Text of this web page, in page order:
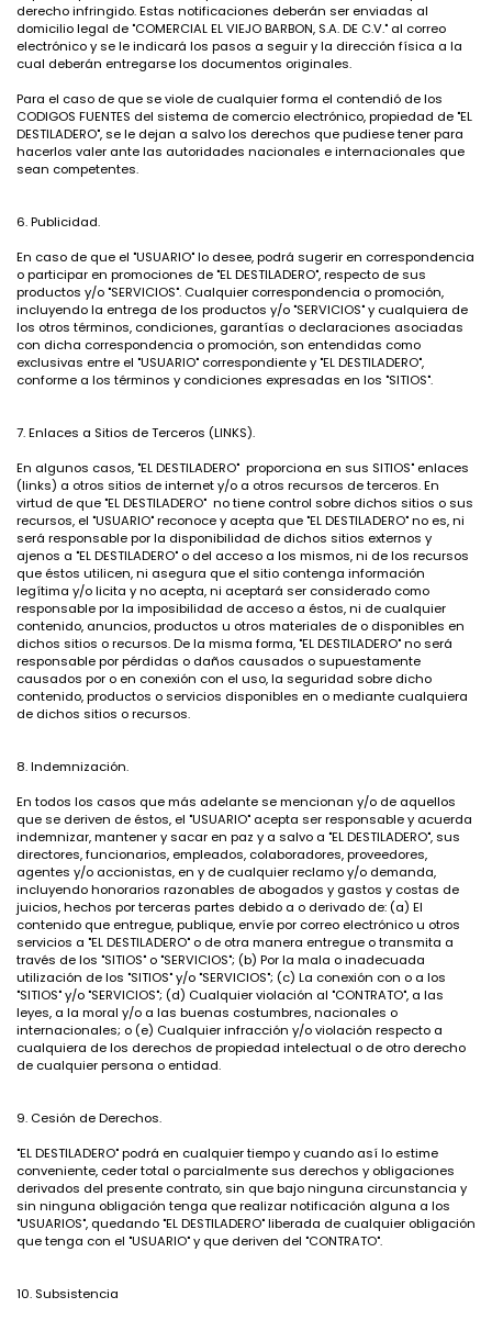
derecho infringido. Estas notificaciones deberán ser enviadas al
domicilio legal de "COMERCIAL EL VIEJO BARBON, S.A. DE C.V." al correo
electrónico y se le indicará los pasos a seguir y la dirección física a la
cual deberán entregarse los documentos originales.
Para el caso de que se viole de cualquier forma el contendió de los
CODIGOS FUENTES del sistema de comercio electrónico, propiedad de "EL
DESTILADERO", se le dejan a salvo los derechos que pudiese tener para
hacerlos valer ante las autoridades nacionales e internacionales que
sean competentes.
6. Publicidad.
En caso de que el "USUARIO" lo desee, podrá sugerir en correspondencia
o participar en promociones de "EL DESTILADERO", respecto de sus
productos y/o "SERVICIOS". Cualquier correspondencia o promoción,
incluyendo la entrega de los productos y/o "SERVICIOS" y cualquiera de
los otros términos, condiciones, garantías o declaraciones asociadas
con dicha correspondencia o promoción, son entendidas como
exclusivas entre el "USUARIO" correspondiente y "EL DESTILADERO",
conforme a los términos y condiciones expresadas en los "SITIOS".
7. Enlaces a Sitios de Terceros (LINKS).
En algunos casos, "EL DESTILADERO" proporciona en sus SITIOS" enlaces
(links) a otros sitios de internet y/o a otros recursos de terceros. En
virtud de que "EL DESTILADERO" no tiene control sobre dichos sitios o sus
recursos, el "USUARIO" reconoce y acepta que "EL DESTILADERO" no es, ni
será responsable por la disponibilidad de dichos sitios externos y
ajenos a "EL DESTILADERO" o del acceso a los mismos, ni de los recursos
que éstos utilicen, ni asegura que el sitio contenga información
legítima y/o licita y no acepta, ni aceptará ser considerado como
responsable por la imposibilidad de acceso a éstos, ni de cualquier
contenido, anuncios, productos u otros materiales de o disponibles en
dichos sitios o recursos. De la misma forma, "EL DESTILADERO" no será
responsable por pérdidas o daños causados o supuestamente
causados por o en conexión con el uso, la seguridad sobre dicho
contenido, productos o servicios disponibles en o mediante cualquiera
de dichos sitios o recursos.
8. Indemnización.
En todos los casos que más adelante se mencionan y/o de aquellos
que se deriven de éstos, el "USUARIO" acepta ser responsable y acuerda
indemnizar, mantener y sacar en paz y a salvo a "EL DESTILADERO", sus
directores, funcionarios, empleados, colaboradores, proveedores,
agentes y/o accionistas, en y de cualquier reclamo y/o demanda,
incluyendo honorarios razonables de abogados y gastos y costas de
juicios, hechos por terceras partes debido a o derivado de: (a) El
contenido que entregue, publique, envíe por correo electrónico u otros
servicios a "EL DESTILADERO" o de otra manera entregue o transmita a
través de los "SITIOS" o "SERVICIOS"; (b) Por la mala o inadecuada
utilización de los "SITIOS" y/o "SERVICIOS"; (c) La conexión con o a los
"SITIOS" y/o "SERVICIOS"; (d) Cualquier violación al "CONTRATO", a las
leyes, a la moral y/o a las buenas costumbres, nacionales o
internacionales; o (e) Cualquier infracción y/o violación respecto a
cualquiera de los derechos de propiedad intelectual o de otro derecho
de cualquier persona o entidad.
9. Cesión de Derechos.
"EL DESTILADERO" podrá en cualquier tiempo y cuando así lo estime
conveniente, ceder total o parcialmente sus derechos y obligaciones
derivados del presente contrato, sin que bajo ninguna circunstancia y
sin ninguna obligación tenga que realizar notificación alguna a los
"USUARIOS", quedando "EL DESTILADERO" liberada de cualquier obligación
que tenga con el "USUARIO" y que deriven del "CONTRATO".
10. Subsistencia